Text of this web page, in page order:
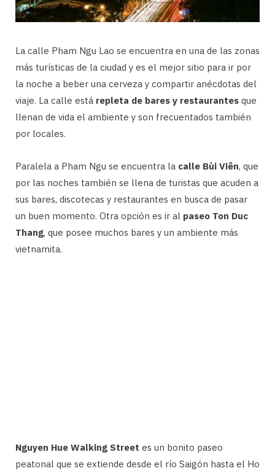
La calle Pham Ngu Lao se encuentra en una de las zonas
más turísticas de la ciudad y es el mejor sitio para ir por
la noche a beber una cerveza y compartir anécdotas del
viaje. La calle está repleta de bares y restaurantes que
llenan de vida el ambiente y son frecuentados también
por locales.
Paralela a Pham Ngu se encuentra la calle Bùi Viên, que
por las noches también se llena de turistas que acuden a
sus bares, discotecas y restaurantes en busca de pasar
un buen momento. Otra opción es ir al paseo Ton Duc
Thang, que posee muchos bares y un ambiente más
vietnamita.
Nguyen Hue Walking Street es un bonito paseo
peatonal que se extiende desde el río Saigón hasta el Ho